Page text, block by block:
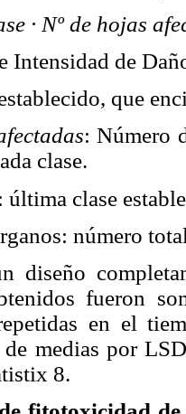
· Nº de hojas
Intensidad de
que
: Número
clase.
: última clase
número
diseño
fueron
en el
medias por
8.